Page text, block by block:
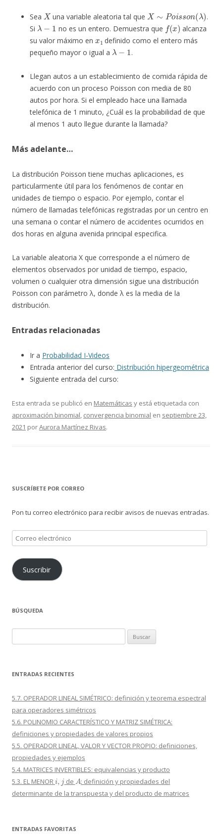
Sea
X
una variable aleatoria tal que
X∼ oi s )
.
Si
λ −1
no es un entero. Demuestra que
f(x)
alcanza
su valor máximo en
x1
definido como el entero más
pequeño mayor o igual a
λ−1
.
Llegan autos a un establecimiento de comida rápida de
acuerdo con un proceso Poisson con media de 80
autos por hora. Si el empleado hace una llamada
telefónica de 1 minuto, ¿Cuál es la probabilidad de que
al menos 1 auto llegue durante la llamada?
Más adelante…
La distribución Poisson tiene muchas aplicaciones, es
particularmente útil para los fenómenos de contar en
unidades de tiempo o espacio. Por ejemplo, contar el
número de llamadas telefónicas registradas por un centro en
una semana o contar el número de accidentes ocurridos en
dos horas en alguna avenida principal especifica.
La variable aleatoria X que corresponde a el número de
elementos observados por unidad de tiempo, espacio,
volumen o cualquier otra dimensión sigue una distribución
Poisson con parámetro λ, donde λ es la media de la
distribución.
Entradas relacionadas
Ir a Probabilidad I-Videos
Entrada anterior del curso: Distribución hipergeométrica
Siguiente entrada del curso:
Esta entrada se publicó en Matemáticas y está etiquetada con
aproximación binomial, convergencia binomial en septiembre 23,
2021 porAurora Martínez Rivas.
SUSCRÍBETE POR CORREO
Pon tu correo electrónico para recibir avisos de nuevas entradas.
Correo
electrónico
Suscribir
BÚSQUEDA
ENTRADAS RECIENTES
5.7. OPERADOR LINEAL SIMÉTRICO: definición y teorema espectral
para operadores simétricos
5.6. POLINOMIO CARACTERÍSTICO Y MATRIZ SIMÉTRICA:
definiciones y propiedades de valores propios
5.5. OPERADOR LINEAL, VALOR Y VECTOR PROPIO: definiciones,
propiedades y ejemplos
5.4. MATRICES INVERTIBLES: equivalencias y producto
5.3. EL MENORi,j de A: definición y propiedades del
determinante de la transpuesta y del producto de matrices
ENTRADAS FAVORITAS